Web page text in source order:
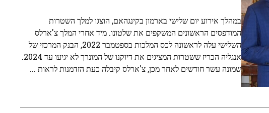
במהלך אירוע יום שלישי בארמון בקינגהאם, הוצגו למלך השטרות
המודפסים הראשונים המשקפים את שלטונו. מיד אחרי המלך צ'ארלס
השלישי עלה לראשונה לכס המלכות בספטמבר 2022, הבנק המרכזי של
אנגליה הכריז ששטרות המציגים את דיוקנו של המונרך לא יגיעו עד 2024.
שמונה עשר חודשים לאחר מכן, צ'ארלס קיבלה כעת הזדמנות לראות ...